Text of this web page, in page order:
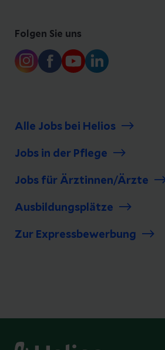
Folgen Sie uns
Alle Jobs bei Helios
Jobs in der Pflege
Jobs für Ärztinnen/Ärzte
Ausbildungsplätze
Zur Expressbewerbung